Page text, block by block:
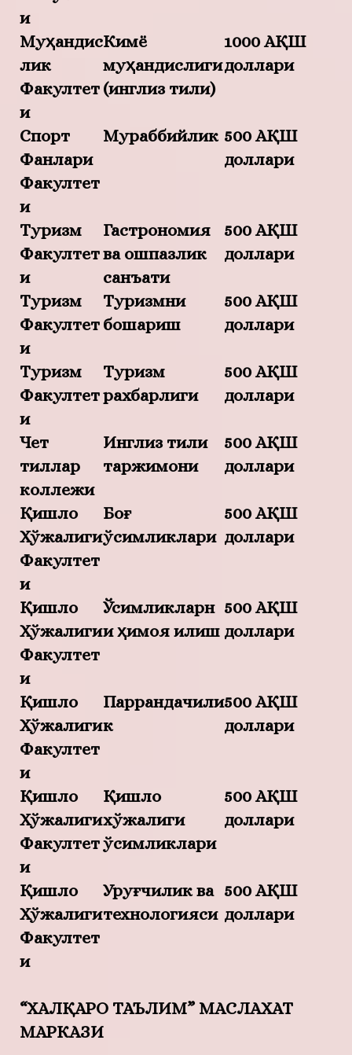
и
Муҳандис
лик
Факултет
и
Кимё
муҳандислиги
(инглиз тили)
1000 АҚШ
доллари
Спорт
Фанлари
Факултет
и
Мураббийлик 500 АҚШ
доллари
Туризм
Факултет
и
Гастрономия
ва ошпазлик
санъати
500 АҚШ
доллари
Туризм
Факултет
и
Туризмни
бошқариш
500 АҚШ
доллари
Туризм
Факултет
и
Туризм
рахбарлиги
500 АҚШ
доллари
Чет
тиллар
коллежи
Инглиз тили
таржимони
500 АҚШ
доллари
Қишлоқ
Хўжалиги
Факултет
и
Боғ
ўсимликлари
500 АҚШ
доллари
Қишлоқ
Хўжалиги
Факултет
и
Ўсимликларн
и ҳимоя қилиш
500 АҚШ
доллари
Қишлоқ
Хўжалиги
Факултет
и
Паррандачили
к
500 АҚШ
доллари
Қишлоқ
Хўжалиги
Факултет
и
Қишлоқ
хўжалиги
ўсимликлари
500 АҚШ
доллари
Қишлоқ
Хўжалиги
Факултет
и
Уруғчилик ва
технологияси
500 АҚШ
доллари
“ХАЛҚАРО ТАЪЛИМ” МАСЛАХАТ
МАРКАЗИ